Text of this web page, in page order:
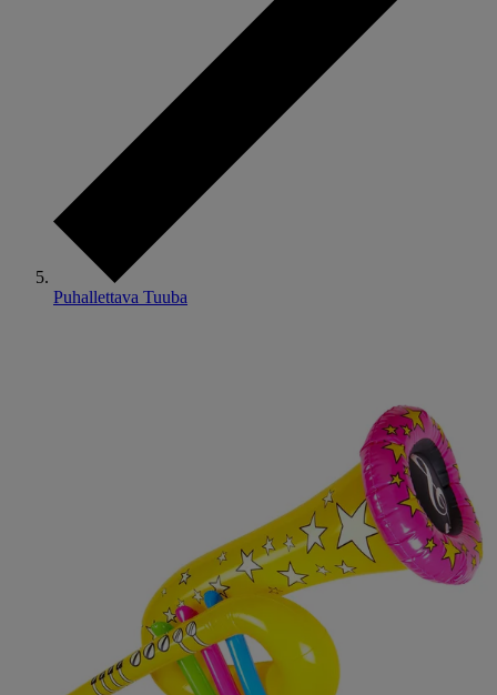
Puhallettava Tuuba